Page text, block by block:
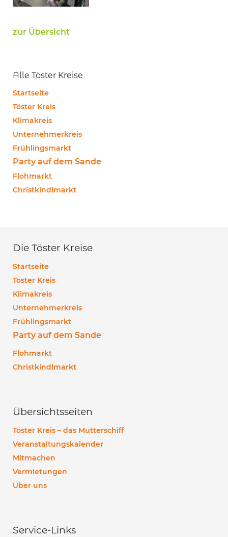
zur Übersicht
Alle Töster Kreise
Startseite
Töster Kreis
Klimakreis
Unternehmerkreis
Frühlingsmarkt
Party auf dem Sande
Flohmarkt
Christkindlmarkt
Die Töster Kreise
Startseite
Töster Kreis
Klimakreis
Unternehmerkreis
Frühlingsmarkt
Party auf dem Sande
Flohmarkt
Christkindlmarkt
Übersichtsseiten
Töster Kreis – das Mutterschiff
Veranstaltungskalender
Mitmachen
Vermietungen
Über uns
Service-Links